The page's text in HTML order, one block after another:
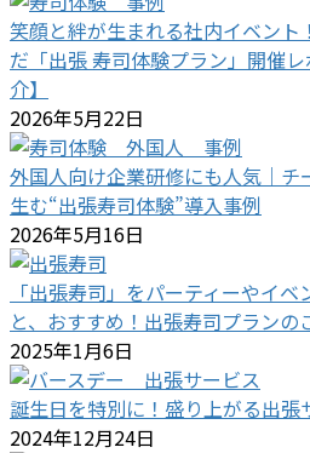
笑顔と絆が生まれる社内イベント
だ「出張 寿司体験プラン」開催
介】
2026年5月22日
外国人向け企業研修にも人気｜チ
生む“出張寿司体験”導入事例
2026年5月16日
「出張寿司」をパーティーやイ
と、おすすめ！出張寿司プランの
2025年1月6日
誕生日を特別に！盛り上がる出張
2024年12月24日